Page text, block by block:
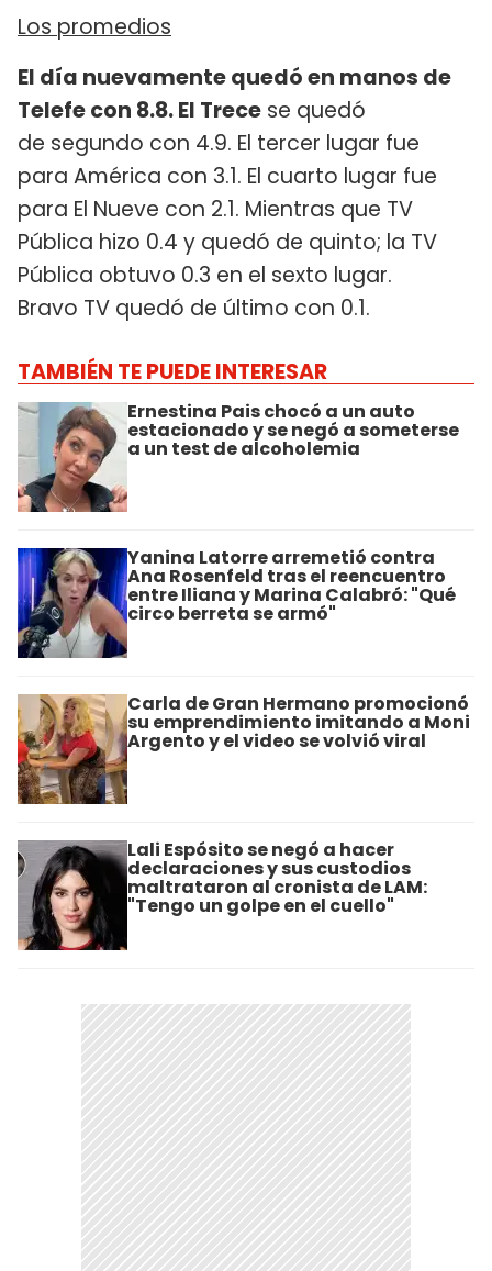
Los promedios
El día nuevamente quedó en manos de
Telefe con 8.8. El Trece se quedó
de segundo con 4.9. El tercer lugar fue
para América con 3.1. El cuarto lugar fue
para El Nueve con 2.1. Mientras que TV
Pública hizo 0.4 y quedó de quinto; la TV
Pública obtuvo 0.3 en el sexto lugar.
Bravo TV quedó de último con 0.1.
TAMBIÉN TE PUEDE INTERESAR
Ernestina Pais chocó a un auto
estacionado y se negó a someterse
a un test de alcoholemia
Yanina Latorre arremetió contra
Ana Rosenfeld tras el reencuentro
entre Iliana y Marina Calabró: "Qué
circo berreta se armó"
Carla de Gran Hermano promocionó
su emprendimiento imitando a Moni
Argento y el video se volvió viral
Lali Espósito se negó a hacer
declaraciones y sus custodios
maltrataron al cronista de LAM:
"Tengo un golpe en el cuello"